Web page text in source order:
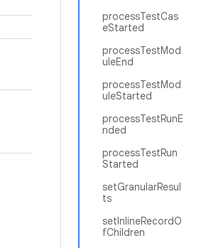
processTestCas
eStarted
processTestMod
uleEnd
processTestMod
uleStarted
processTestRunE
nded
processTestRun
Started
setGranularResul
ts
setInlineRecordO
fChildren